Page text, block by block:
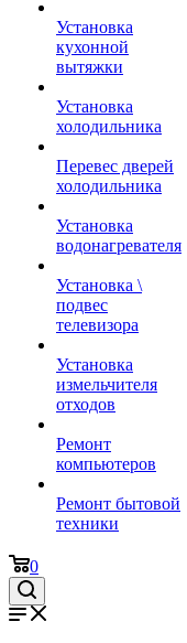
Установка
кухонной
вытяжки
Установка
холодильника
Перевес дверей
холодильника
Установка
водонагревателя
Установка \
подвес
телевизора
Установка
измельчителя
отходов
Ремонт
компьютеров
Ремонт бытовой
техники
0